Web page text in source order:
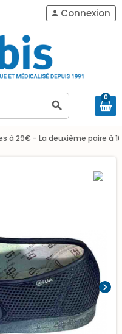
search
person Connexion
0
à 29€ - La deuxième paire à
chevron_right